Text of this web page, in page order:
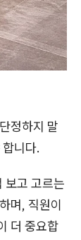
정하지 말
니다.
보고 고르는
며, 직원이
더 중요합